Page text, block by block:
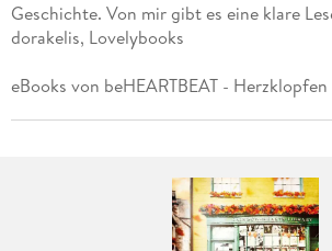
Geschichte. Von mir gibt es eine klare
dorakelis, Lovelybooks
eBooks von beHEARTBEAT -